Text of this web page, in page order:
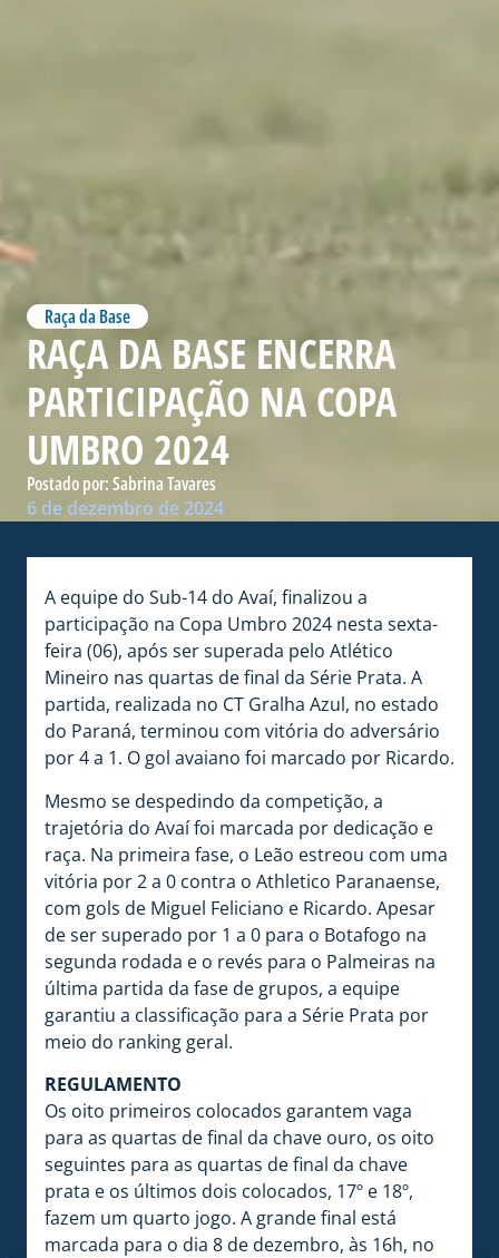
Raça da Base
RAÇA DA BASE ENCERRA
PARTICIPAÇÃO NA COPA
UMBRO 2024
Postado por:Sabrina Tavares
6 de dezembro de 2024
A equipe do Sub-14 do Avaí, finalizou a
participação na Copa Umbro 2024 nesta sexta-
feira (06), após ser superada pelo Atlético
Mineiro nas quartas de final da Série Prata. A
partida, realizada no CT Gralha Azul, no estado
do Paraná, terminou com vitória do adversário
por 4 a 1. O gol avaiano foi marcado por Ricardo.
Mesmo se despedindo da competição, a
trajetória do Avaí foi marcada por dedicação e
raça. Na primeira fase, o Leão estreou com uma
vitória por 2 a 0 contra o Athletico Paranaense,
com gols de Miguel Feliciano e Ricardo. Apesar
de ser superado por 1 a 0 para o Botafogo na
segunda rodada e o revés para o Palmeiras na
última partida da fase de grupos, a equipe
garantiu a classificação para a Série Prata por
meio do ranking geral.
REGULAMENTO
Os oito primeiros colocados garantem vaga
para as quartas de final da chave ouro, os oito
seguintes para as quartas de final da chave
prata e os últimos dois colocados, 17º e 18º,
fazem um quarto jogo. A grande final está
marcada para o dia 8 de dezembro, às 16h, no